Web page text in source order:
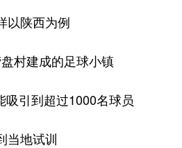
以陕西为例
村建成的足球小镇
吸引到超过1000名球员
当地试训